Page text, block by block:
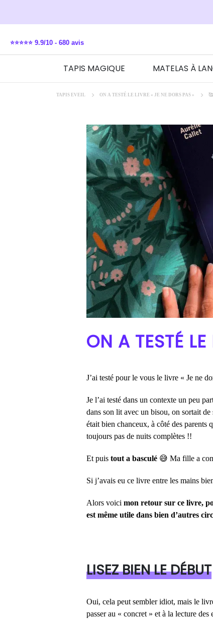
⭐⭐⭐⭐⭐ 9.9/10 - 680 avis
TAPIS MAGIQUE MATELAS À
TAPIS EVEIL ON A TESTÉ LE LIVRE « JE NE DORS PAS »
ON A TESTÉ
J’ai testé pour le vous le livre « Je ne
Je l’ai testé dans un contexte un peu
dans son lit avec un bisou, on sortait
était bien chanceux, à côté des parents
toujours pas de nuits complètes !!
Et puis tout a basculé 😅 Ma fille a
Si j’avais eu ce livre entre les mains
Alors voici mon retour sur ce livre,
est même utile dans bien d’autres
LISEZ BIEN LE DÉBUT
Oui, cela peut sembler idiot, mais le
passer au « concret » et à la lecture